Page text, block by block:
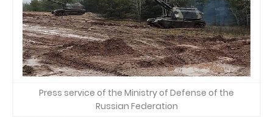
Press service of the Ministry of Defense of the
Russian Federation